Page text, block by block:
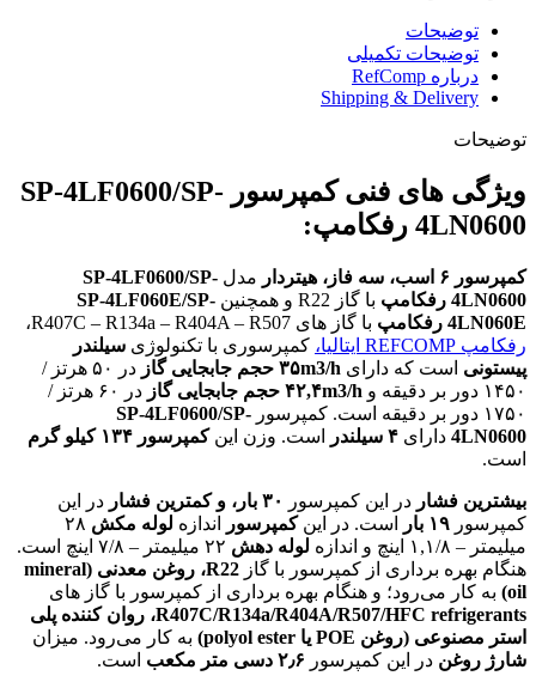
توضیحات
توضیحات تکمیلی
درباره RefComp
Shipping & Delivery
توضیحات
ویژگی های فنی کمپرسور SP-4LF0600/SP-
4LN0600 رفکامپ:
کمپرسور ۶ اسب، سه فاز، هیتردار مدل SP-4LF0600/SP-
4LN0600 رفکامپ با گاز R22 و همچنین
SP-4LF060E/SP-
4LN060E رفکامپ با گاز های R407C – R134a – R404A – R507،
رفکامپ REFCOMP ایتالیا
، کمپرسوری با تکنولوژی سیلندر
پیستونی است که دارای ۳۵m3/h حجم جابجایی گاز
در ۵۰ هرتز /
۱۴۵۰ دور بر دقیقه و
۴۲,۴m3/h حجم جابجایی گاز
در ۶۰ هرتز /
۱۷۵۰ دور بر دقیقه است. کمپرسور
SP-4LF0600/SP-
4LN0600 دارای ۴ سیلندر است. وزن اینکمپرسور ۱۳۴ کیلو گرم
است.
بیشترین فشار در این کمپرسور ۳۰ بار، و کمترین فشار
در این
کمپرسور ۱۹ بار است. در اینکمپرسور اندازه لوله مکش ۲۸
میلیمتر – ۱,۱/۸ اینچ و اندازه
لوله دهش
۲۲ میلیمتر – ۷/۸ اینچ است.
هنگام بهره برداری از کمپرسور با گاز R22، روغن
معدنی (mineral
oil) به کار می‌رود؛ و هنگام بهره برداری از کمپرسور با گاز های
R407C/R134a/R404A/R507/HFC refrigerants، روان کننده پلی
استر مصنوعی (روغن POE یا polyol ester)
به کار می‌رود. میزان
شارژ روغن در این کمپرسور ۲٫۶ دسی متر مکعب است.